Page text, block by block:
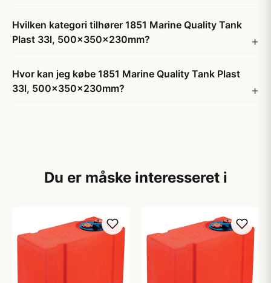
Hvilken kategori tilhører 1851 Marine Quality Tank
Plast 33l, 500x350x230mm?
Hvor kan jeg købe 1851 Marine Quality Tank Plast
33l, 500x350x230mm?
Du er måske interesseret i